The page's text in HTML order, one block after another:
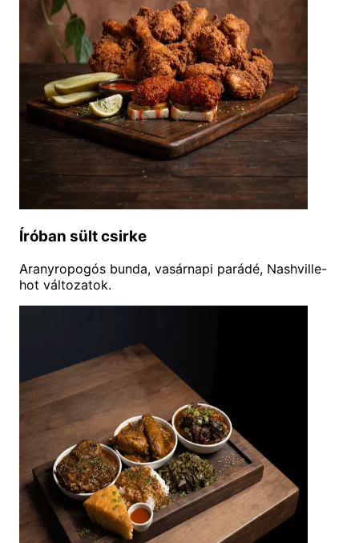
Íróban sült csirke
Aranyropogós bunda, vasárnapi parádé, Nashville-
hot változatok.